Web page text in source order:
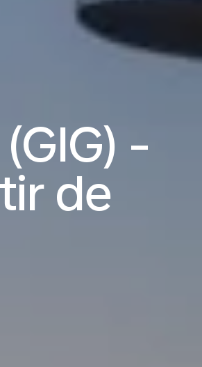
-
de